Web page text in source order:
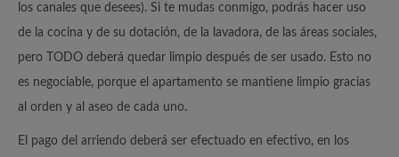
los canales que desees). Si te mudas conmigo, podrás hacer uso
de la cocina y de su dotación, de la lavadora, de las áreas sociales,
pero TODO deberá quedar limpio después de ser usado. Esto no
es negociable, porque el apartamento se mantiene limpio gracias
al orden y al aseo de cada uno.
El pago del arriendo deberá ser efectuado en efectivo, en los